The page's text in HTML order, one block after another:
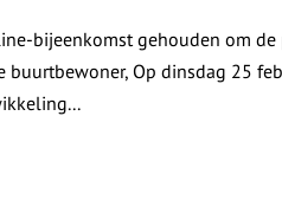
bijeenkomst gehouden om
buurtbewoner, Op dinsdag 25